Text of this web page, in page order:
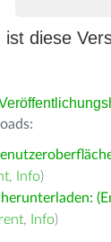
ist diese
, Info)
, Info)